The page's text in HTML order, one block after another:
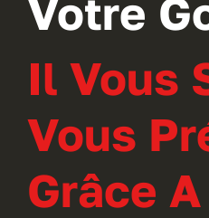
Votre
Il Vous
Vous
Grâce